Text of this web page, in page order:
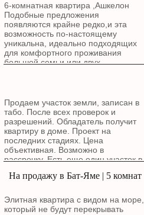
6-комнатная квартира ,Ашкелон
Подобные предложения
появляются крайне редко,и эта
возможность по-настоящему
уникальна, идеально подходящих
для комфортного проживания
большой семьи или двух
и Эко-парка. Все рядом: Школы,
детские сады.Особенности
квартиры: Квартира общей
площадью 6 комнат (планировка: 2
комнаты + 4 комнаты)
спроектирована для максимального
комфорта и уюта. Расположена в
й этаж из 4-х. Светлая сторона:
обеспечивая обилие естественного
света. Лифт. Солнечный балкон —
Продаем участок земли, записан в
табо. После всех проверок и
разрешений. Обладатель получит
квартиру в доме. Проект на
последних стадиях. Цена
объективная. Возможно в
рассрочку. Есть еще один участок в
строительства частного дома.
На продажу в Бат-Яме | 5 комнат
Элитная квартира с видом на море,
который не будут перекрывать